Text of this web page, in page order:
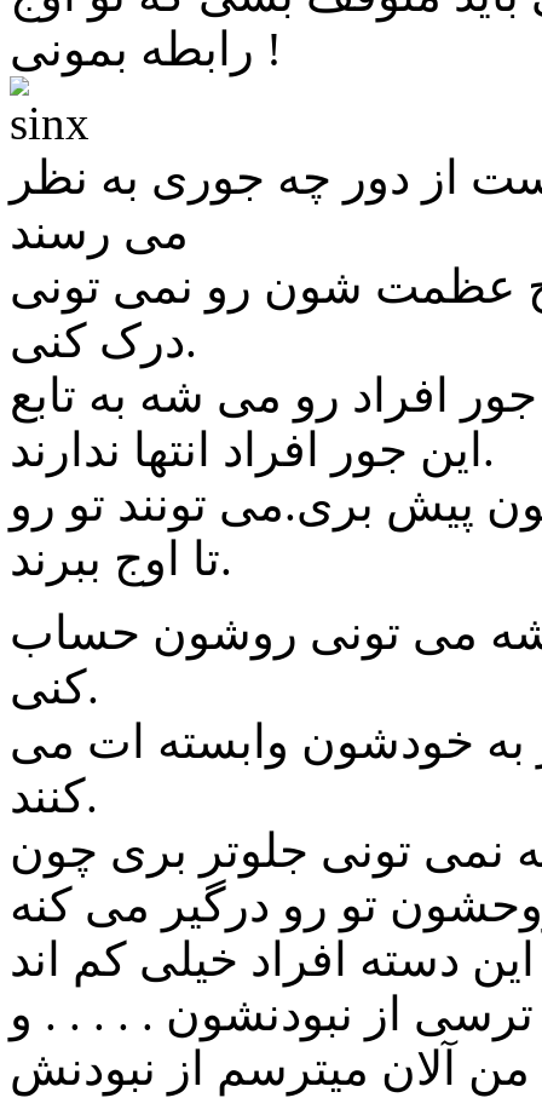
رابطه بمونی !
از دور چه جوری به نظر
می رسند
عظمت شون رو نمی تونی
درک کنی.
این جور افراد انتها ندارند.
پیش بری.می تونند تو رو
تا اوج ببرند.
می تونی روشون حساب
کنی.
به خودشون وابسته ات می
کنند.
نمی تونی جلوتر بری چون
ترسی از نبودنشون . . . . . و